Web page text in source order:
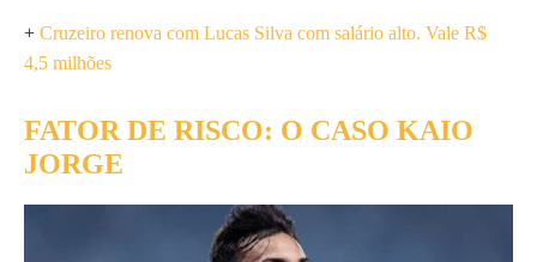
+ Cruzeiro renova com Lucas Silva com salário alto. Vale R$
4,5 milhões
FATOR DE RISCO: O CASO KAIO
JORGE